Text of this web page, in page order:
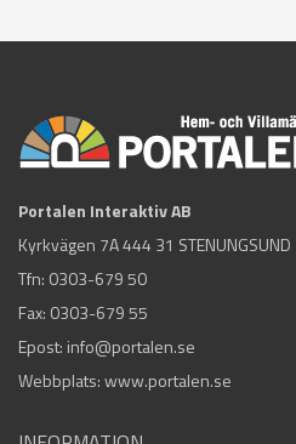
Portalen Interaktiv AB
Kyrkvägen 7A 444 31 STENUNGSUND
Tfn: 0303-679 50
Fax: 0303-679 55
Epost: info@portalen.se
Webbplats: www.portalen.se